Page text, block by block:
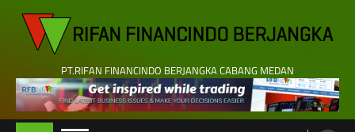
content
PT.RIFAN FINANCINDO BERJANGKA CABANG MEDAN